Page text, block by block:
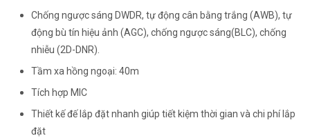
Chống ngược sáng DWDR, tự động cân bằng trắng (AWB), tự
động bù tín hiệu ảnh (AGC), chống ngược sáng(BLC), chống
nhiễu (2D-DNR).
Tầm xa hồng ngoại: 40m
Tích hợp MIC
Thiết kế đế lắp đặt nhanh giúp tiết kiệm thời gian và chi phí lắp
đặt